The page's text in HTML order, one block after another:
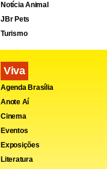
Facebook
Notícia Animal
JBr Pets
Turismo
Viva
Agenda Brasília
Anote Aí
Cinema
Eventos
Exposições
Literatura